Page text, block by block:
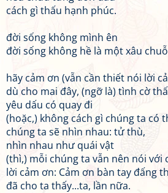
cách gì thấu hạnh phúc.
đời sống không mình ên
đời sống không hề là một xâu
hãy cảm ơn (vẫn cần thiết nói lời
dù cho mai đây, (ngỡ là) tình cờ
yêu dấu có quay đi
(hoặc,) không cách gì chúng ta có
chúng ta sẽ nhìn nhau: tử thù,
nhìn nhau như quái vật
(thì,) mỗi chúng ta vẫn nên nói với
lời cảm ơn: Cảm ơn bàn tay đấng
đã cho ta thấy...ta, lần nữa.